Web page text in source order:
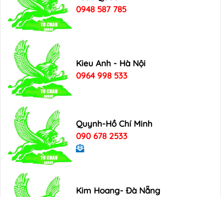
0948 587 785
Kieu Anh - Hà Nội
0964 998 533
Quynh-Hồ Chí Minh
090 678 2533
Kim Hoang- Đà Nẵng